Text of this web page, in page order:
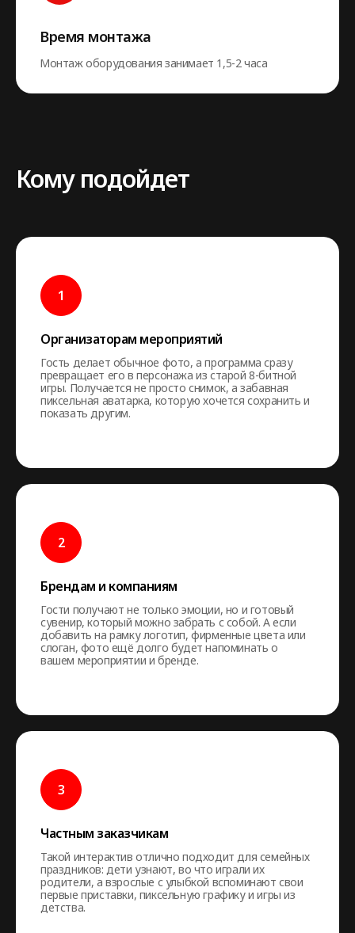
Время монтажа
Монтаж оборудования занимает 1,5-2 часа
Кому подойдет
Организаторам мероприятий
Гость делает обычное фото, а программа сразу
превращает его в персонажа из старой 8-битной
игры. Получается не просто снимок, а забавная
пиксельная аватарка, которую хочется сохранить и
показать другим.
Брендам и компаниям
Гости получают не только эмоции, но и готовый
сувенир, который можно забрать с собой. А если
добавить на рамку логотип, фирменные цвета или
слоган, фото ещё долго будет напоминать о
вашем мероприятии и бренде.
Частным заказчикам
Такой интерактив отлично подходит для семейных
праздников: дети узнают, во что играли их
родители, а взрослые с улыбкой вспоминают свои
первые приставки, пиксельную графику и игры из
детства.